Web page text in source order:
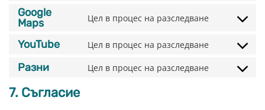
service
google-
Google
Maps
Цел в процес на разследване
Consent
service
maps
YouTube Цел в процес на разследване
Consent
service
Разни Цел в процес на разследване
Consent
7. Съгласие